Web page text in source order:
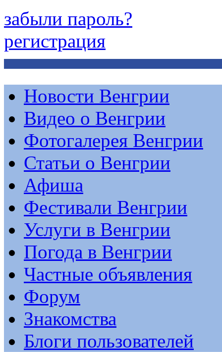
забыли пароль?
регистрация
Новости Венгрии
Видео о Венгрии
Фотогалерея Венгрии
Статьи о Венгрии
Афиша
Фестивали Венгрии
Услуги в Венгрии
Погода в Венгрии
Частные объявления
Форум
Знакомства
Блоги пользователей